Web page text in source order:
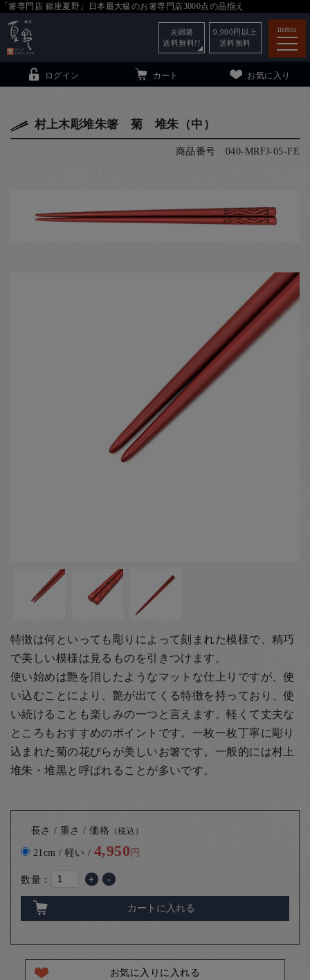
「箸専門店 銀座夏野」日本最大級のお箸専門店3000点の品揃え
menu
銀座夏野・箸長について
ログイン カート お気に入り
夫婦箸
送料無料!!
9,900 円以上
送料無料
村上木彫堆朱箸 菊 堆朱（中）
商品番号 040-MRFJ-05-FE
特徴は何といっても彫りによって刻まれた模様で、精巧
で美しい模様は見るものを引きつけます。
使い始めは艶を消したようなマットな仕上りですが、使
い込むことにより、艶が出てくる特徴を持っており、使
い続けることも楽しみの一つと言えます。軽くて丈夫な
ところもおすすめのポイントです。一枚一枚丁寧に彫り
込まれた菊の花びらが美しいお箸です。 一般的には村上
堆朱・堆黒と呼ばれることが多いです。
長さ / 重さ / 価格 （税込）
21cm / 軽い /4,950円
数量： + -
カートに入れる
お気に入りに入れる